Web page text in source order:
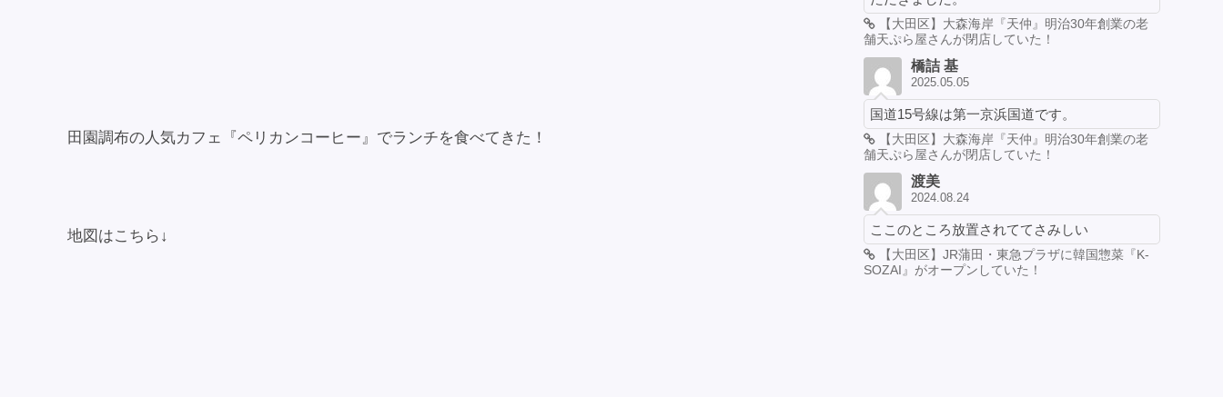
田園調布の人気カフェ『ペリカンコーヒー』でランチを食べてきた！
地図はこちら↓
【大田区】大森海岸『天仲』明治30年創業の老
舗天ぷら屋さんが閉店していた！
橋詰 基
2025.05.05
国道15号線は第一京浜国道です。
【大田区】大森海岸『天仲』明治30年創業の老
舗天ぷら屋さんが閉店していた！
渡美
2024.08.24
ここのところ放置されててさみしい
【大田区】JR蒲田・東急プラザに韓国惣菜『K-
SOZAI』がオープンしていた！